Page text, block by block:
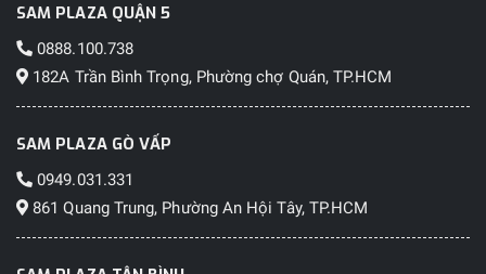
SAM PLAZA QUẬN 5
0888.100.738
182A Trần Bình Trọng, Phường chợ Quán, TP.HCM
SAM PLAZA GÒ VẤP
0949.031.331
861 Quang Trung, Phường An Hội Tây, TP.HCM